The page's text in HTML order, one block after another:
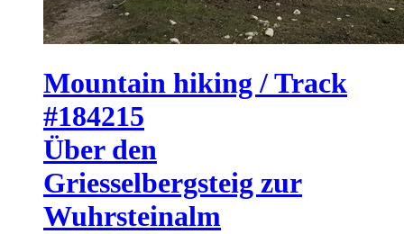
Mountain hiking / Track
#184215
Über den
Griesselbergsteig zur
Wuhrsteinalm